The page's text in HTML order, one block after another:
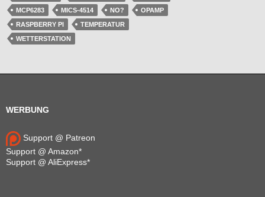
MCP6283
MICS-4514 NO?
OPAMP
RASPBERRY PI
TEMPERATUR
WETTERSTATION
WERBUNG
Support @ Patreon
Support @ Amazon*
Support @ AliExpress*